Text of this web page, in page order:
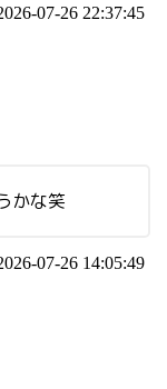
07-26 22:37:45
かな笑
07-26 14:05:49